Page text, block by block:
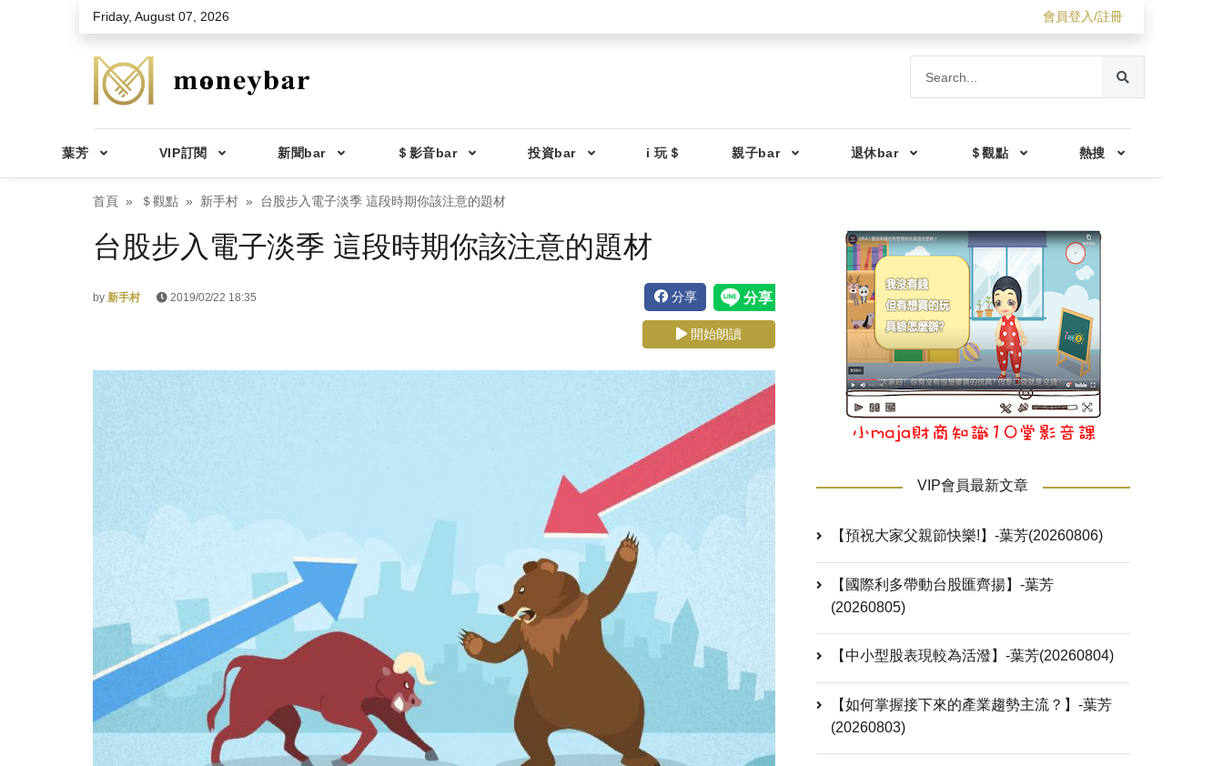
Skip to main contentFriday, August 07, 2026 會員登入/註冊
葉芳 VIP訂閱 新聞bar ＄影音bar 投資bar i 玩＄ 親子bar 退休bar ＄觀點 熱搜
首頁 ＄觀點 新手村 台股步入電子淡季 這段時期你該注意的題材
台股步入電子淡季 這段時期你該注意的題材
by 新手村 2019/02/22 18:35 分享
開始朗讀
VIP會員最新文章
【預祝大家父親節快樂!】-葉芳(20260806)
【國際利多帶動台股匯齊揚】-葉芳
(20260805)
【中小型股表現較為活潑】-葉芳(20260804)
【如何掌握接下來的產業趨勢主流？】-葉芳
(20260803)